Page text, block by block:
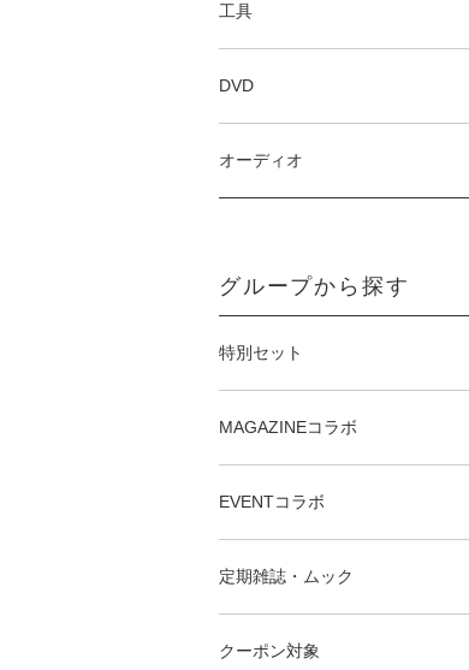
工具
DVD
オーディオ
グループから探す
特別セット
MAGAZINEコラボ
EVENTコラボ
定期雑誌・ムック
クーポン対象